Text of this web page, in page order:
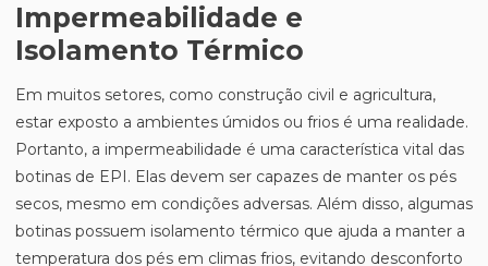
Impermeabilidade e
Isolamento Térmico
Em muitos setores, como construção civil e agricultura,
estar exposto a ambientes úmidos ou frios é uma realidade.
Portanto, a impermeabilidade é uma característica vital das
botinas de EPI. Elas devem ser capazes de manter os pés
secos, mesmo em condições adversas. Além disso, algumas
botinas possuem isolamento térmico que ajuda a manter a
temperatura dos pés em climas frios, evitando desconforto